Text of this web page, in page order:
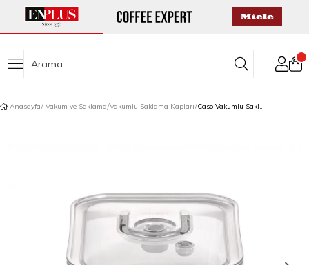
Anasayfa Vakum ve Saklama Vakumlu Saklama Kapları Caso Vakumlu Saklama Kabı Kare 1,5 L